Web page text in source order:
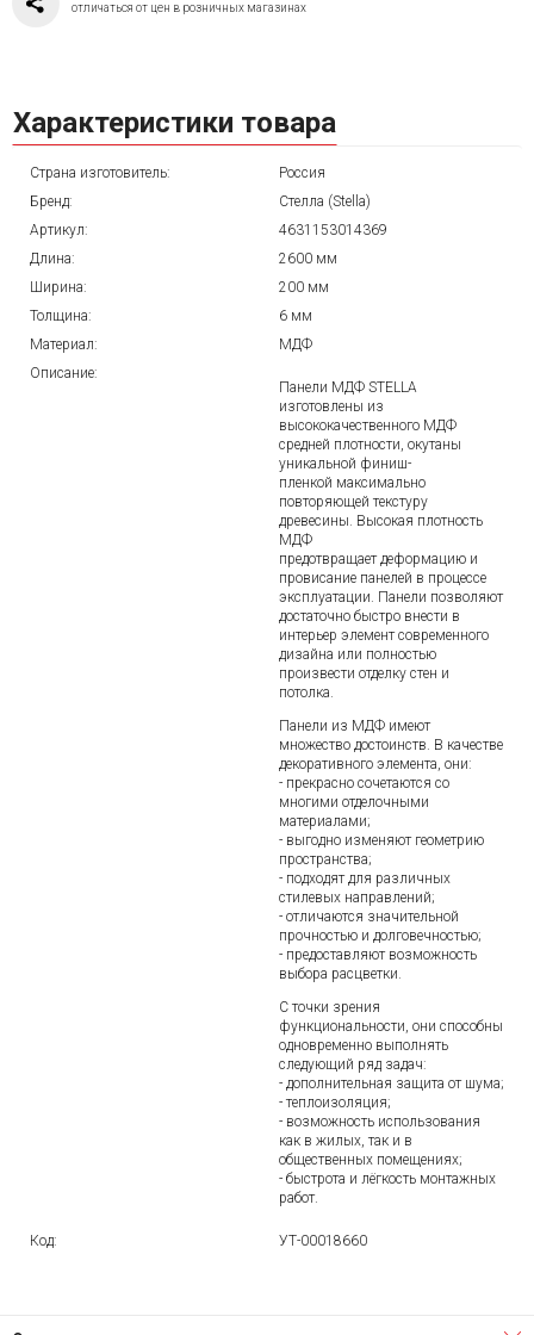
отличаться от цен в розничных магазинах
Характеристики товара
Страна изготовитель:
Россия
Бренд:
Стелла (Stella)
Артикул:
4631153014369
Длина:
2600 мм
Ширина:
200 мм
Толщина:
6 мм
Материал:
МДФ
Описание:
Панели МДФ STELLA
изготовлены из
высококачественного МДФ
средней плотности, окутаны
уникальной финиш-
пленкой максимально
повторяющей текстуру
древесины. Высокая плотность
МДФ
предотвращает деформацию и
провисание панелей в процессе
эксплуатации. Панели позволяют
достаточно быстро внести в
интерьер элемент современного
дизайна или полностью
произвести отделку стен и
потолка.
Панели из МДФ имеют
множество достоинств. В качестве
декоративного элемента, они:
- прекрасно сочетаются со
многими отделочными
материалами;
- выгодно изменяют геометрию
пространства;
- подходят для различных
стилевых направлений;
- отличаются значительной
прочностью и долговечностью;
- предоставляют возможность
выбора расцветки.
С точки зрения
функциональности, они способны
одновременно выполнять
следующий ряд задач:
- дополнительная защита от шума;
- теплоизоляция;
- возможность использования
как в жилых, так и в
общественных помещениях;
- быстрота и лёгкость монтажных
работ.
Код: УТ-00018660